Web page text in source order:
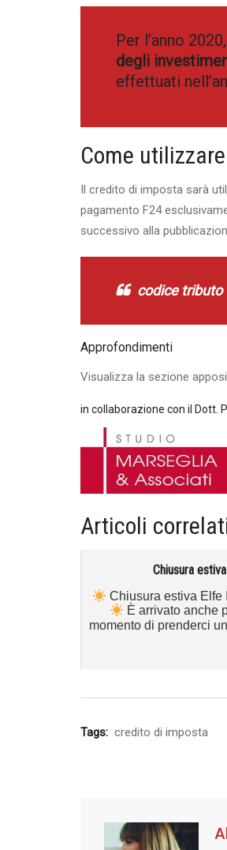
Per l’anno 2020,
degli
effettuati
Come utilizzare
Il credito di imposta sarà
pagamento F24
successivo alla
codice tributo
Approfondimenti
Visualizza la sezione
in collaborazione con il Dott.
Articoli
Chiusura estiva
Chiusura estiva Elfe
È arrivato anche
momento di prenderci
Tags: credito di imposta